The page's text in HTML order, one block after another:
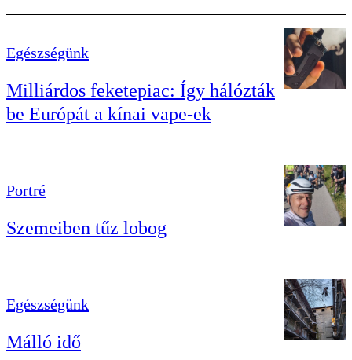
Egészségünk
Milliárdos feketepiac: Így hálózták
be Európát a kínai vape-ek
Portré
Szemeiben tűz lobog
Egészségünk
Málló idő